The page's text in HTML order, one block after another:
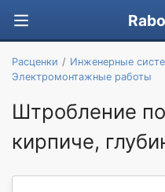
Расценки
Инженерные
Электромонтажные работы
Штробление
кирпиче,